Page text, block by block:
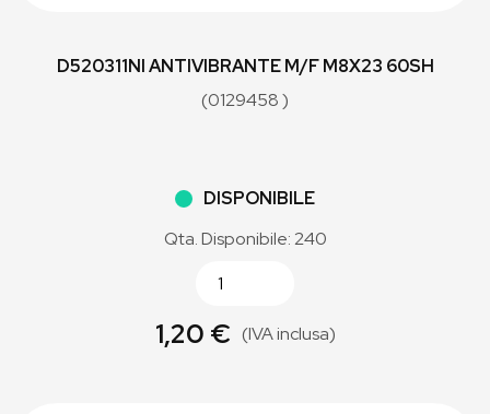
D520311NI ANTIVIBRANTE M/F M8X23 60SH
(0129458 )
DISPONIBILE
Qta. Disponibile: 240
1,20 € (IVA inclusa)